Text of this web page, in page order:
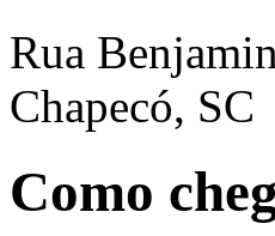
Rua
Chapecó, SC
Como